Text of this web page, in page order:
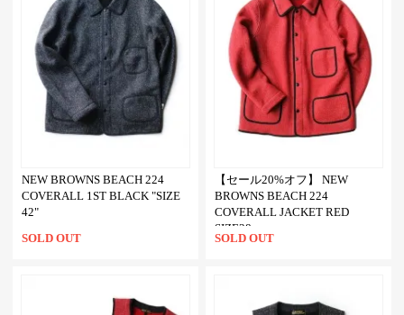
NEW BROWNS BEACH 224
COVERALL 1ST BLACK "SIZE
42"
SOLD OUT
【セール20%オフ】 NEW
BROWNS BEACH 224
COVERALL JACKET RED
SIZE38
SOLD OUT